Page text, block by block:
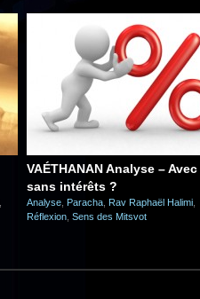
VAÉTHANAN Analyse –
sans intérêts ?
Analyse Paracha Rav Raphaël Halimi
Réflexion Sens des Mitsvot